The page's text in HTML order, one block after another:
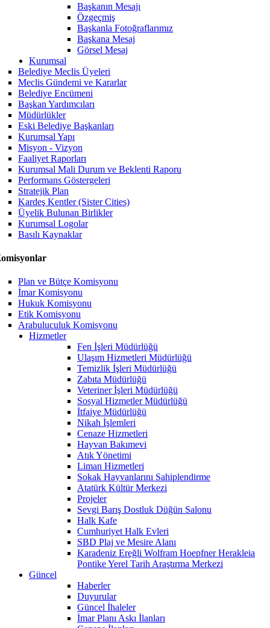
Başkanın Mesajı
Özgeçmiş
Başkanla Fotoğraflarımız
Başkana Mesaj
Görsel Mesaj
Kurumsal
Belediye Meclis Üyeleri
Meclis Gündemi ve Kararlar
Belediye Encümeni
Başkan Yardımcıları
Müdürlükler
Eski Belediye Başkanları
Kurumsal Yapı
Misyon - Vizyon
Faaliyet Raporları
Kurumsal Mali Durum ve Beklenti Raporu
Performans Göstergeleri
Stratejik Plan
Kardeş Kentler (Sister Cities)
Üyelik Bulunan Birlikler
Kurumsal Logolar
Basılı Kaynaklar
Plan ve Bütçe Komisyonu
İmar Komisyonu
Hukuk Komisyonu
Etik Komisyonu
Arabuluculuk Komisyonu
Hizmetler
Fen İşleri Müdürlüğü
Ulaşım Hizmetleri Müdürlüğü
Temizlik İşleri Müdürlüğü
Zabıta Müdürlüğü
Veteriner İşleri Müdürlüğü
Sosyal Hizmetler Müdürlüğü
İtfaiye Müdürlüğü
Nikah İşlemleri
Cenaze Hizmetleri
Hayvan Bakımevi
Atık Yönetimi
Liman Hizmetleri
Sokak Hayvanlarını Sahiplendirme
Atatürk Kültür Merkezi
Projeler
Sevgi Barış Dostluk Düğün Salonu
Halk Kafe
Cumhuriyet Halk Evleri
SBD Plaj ve Mesire Alanı
Karadeniz Ereğli Wolfram Hoepfner Herakleia
Pontike Yerel Tarih Araştırma Merkezi
Güncel
Haberler
Duyurular
Güncel İhaleler
İmar Planı Askı İlanları